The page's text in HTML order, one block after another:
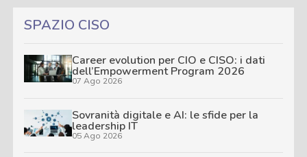
SPAZIO CISO
Career evolution per CIO e CISO: i dati
dell’Empowerment Program 2026
07 Ago 2026
Sovranità digitale e AI: le sfide per la
leadership IT
05 Ago 2026